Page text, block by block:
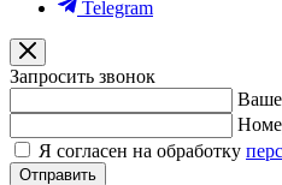
Telegram
Запросить звонок
Я согласен на обработку
Отправить